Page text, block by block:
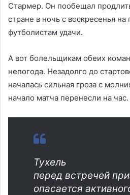
Стармер. Он пообещал
стране в ночь с воскресенья
футболистам удачи.
А вот болельщикам обеих
непогода. Незадолго до
началась сильная гроза с
начало матча перенесли на час.
Тухель
перед встречей
опасается